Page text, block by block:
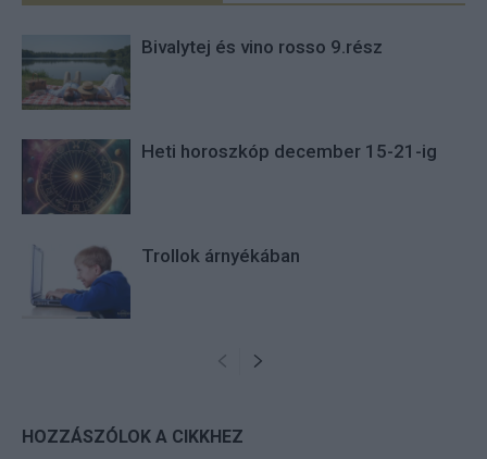
Bivalytej és vino rosso 9.rész
Heti horoszkóp december 15-21-ig
Trollok árnyékában
HOZZÁSZÓLOK A CIKKHEZ